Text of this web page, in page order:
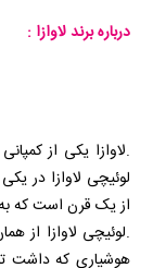
درباره برند لاوازا :
.لاوازا یکی از
لوئیچی لاوازا در
از یک قرن است که
.لوئیچی لاوازا از
هوشیاری که داشت